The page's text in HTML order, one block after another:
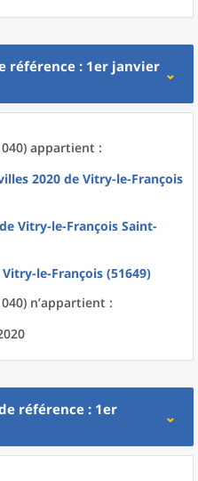
référence : 1er janvier
appartient :
2020 de Vitry-le-François
de Vitry-le-François Saint-
Vitry-le-François (51649)
n’appartient :
référence : 1er